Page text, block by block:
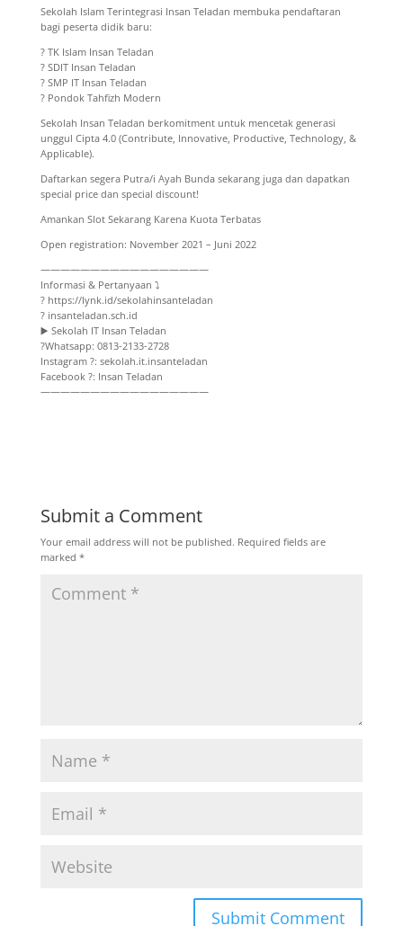
Sekolah Islam Terintegrasi Insan Teladan membuka pendaftaran
bagi peserta didik baru:
? TK Islam Insan Teladan
? SDIT Insan Teladan
? SMP IT Insan Teladan
? Pondok Tahfizh Modern
Sekolah Insan Teladan berkomitment untuk mencetak generasi
unggul Cipta 4.0 (Contribute, Innovative, Productive, Technology, &
Applicable).
Daftarkan segera Putra/i Ayah Bunda sekarang juga dan dapatkan
special price dan special discount!
Amankan Slot Sekarang Karena Kuota Terbatas
Open registration: November 2021 – Juni 2022
—————————————————
Informasi & Pertanyaan ⤵️
? https://lynk.id/sekolahinsanteladan
? insanteladan.sch.id
▶️ Sekolah IT Insan Teladan
?Whatsapp: 0813-2133-2728
Instagram ?: sekolah.it.insanteladan
Facebook ?: Insan Teladan
—————————————————
Submit a Comment
Your email address will not be published. Required fields are
marked *